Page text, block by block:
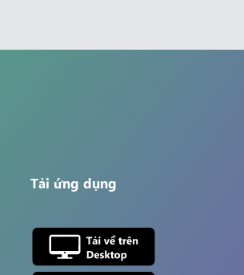
Tải ứng dụng